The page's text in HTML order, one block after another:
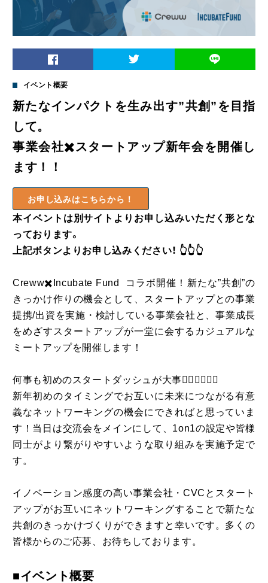
イベント概要
新たなインパクトを生み出す”共創”を目指
して。
事業会社✖️スタートアップ新年会を開催し
ます！！
お申し込みはこちらから！
本イベントは別サイトよりお申し込みいただく形とな
っております。
上記ボタンよりお申し込みください！ 👆👆👆
Creww✖️Incubate Fund コラボ開催！新たな”共創”の
きっかけ作りの機会として、スタートアップとの事業
提携/出資を実施・検討している事業会社と、事業成長
をめざすスタートアップが一堂に会するカジュアルな
ミートアップを開催します！
何事も初めのスタートダッシュが大事🏃‍♂️🏃‍♂️🏃‍♂️
新年初めのタイミングでお互いに未来につながる有意
義なネットワーキングの機会にできればと思っていま
す！当日は交流会をメインにして、1on1の設定や皆様
同士がより繋がりやすいような取り組みを実施予定で
す。
イノベーション感度の高い事業会社・CVCとスタート
アップがお互いにネットワーキングすることで新たな
共創のきっかけづくりができますと幸いです。多くの
皆様からのご応募、お待ちしております。
​■イベント概要